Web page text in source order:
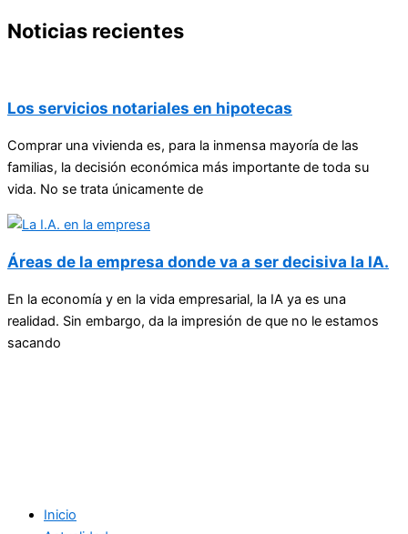
Noticias recientes
Los servicios notariales en hipotecas
Comprar una vivienda es, para la inmensa mayoría de las
familias, la decisión económica más importante de toda su
vida. No se trata únicamente de
Áreas de la empresa donde va a ser decisiva la IA.
En la economía y en la vida empresarial, la IA ya es una
realidad. Sin embargo, da la impresión de que no le estamos
sacando
Inicio